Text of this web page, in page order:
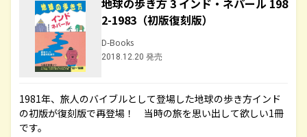
地球の歩き方 3 インド・ネパール 198
2-1983（初版復刻版）
D-Books
2018.12.20 発売
1981年、旅人のバイブルとして登場した地球の歩き方インド
の初版が復刻版で再登場！ 当時の旅を思い出して欲しい1冊
です。